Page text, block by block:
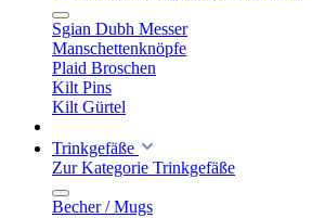
Sgian Dubh Messer
Manschettenknöpfe
Plaid Broschen
Kilt Pins
Kilt Gürtel
Trinkgefäße
Zur Kategorie Trinkgefäße
Becher / Mugs